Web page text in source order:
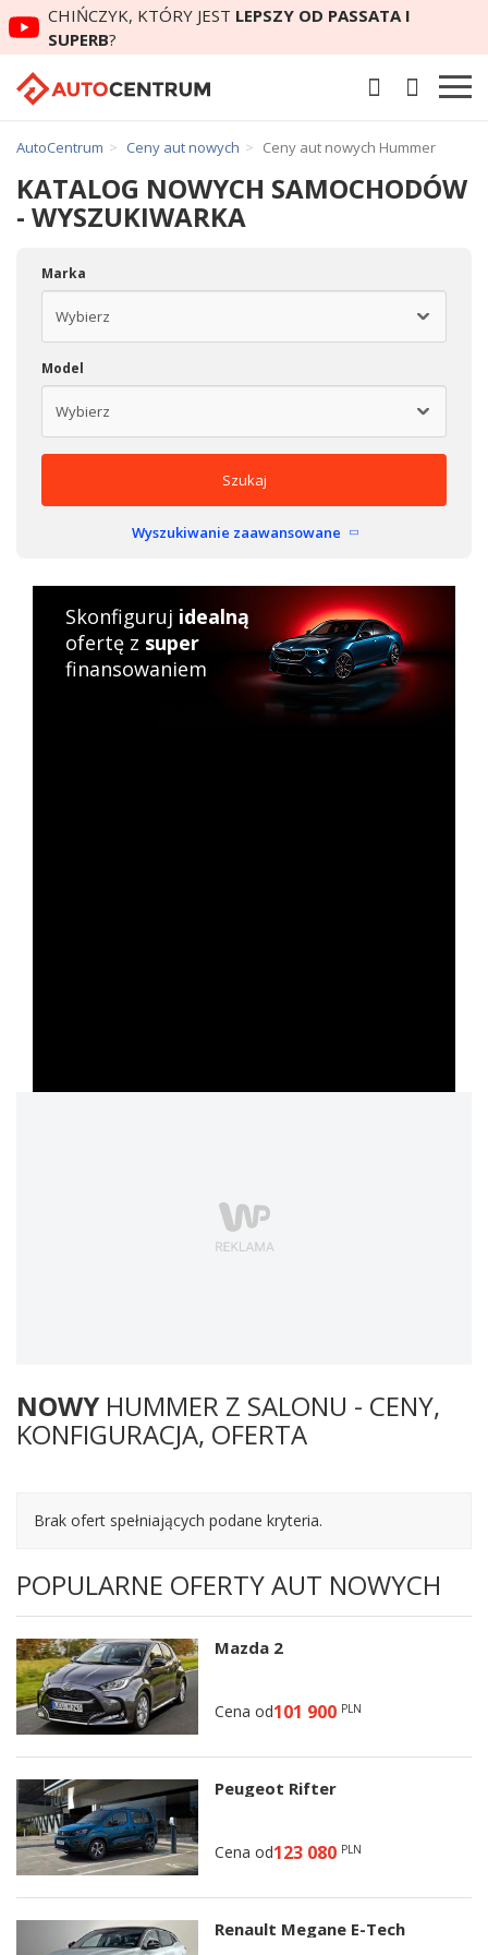
CHIŃCZYK, KTÓRY JEST LEPSZY OD PASSATA I
SUPERB?
AutoCentrum Ceny aut nowych Ceny aut nowych Hummer
NOWY HUMMER Z SALONU - CENY,
KONFIGURACJA, OFERTA
Brak ofert spełniających podane kryteria.
POPULARNE OFERTY AUT NOWYCH
Mazda 2
Cena od101 900 PLN
Peugeot Rifter
Cena od123 080 PLN
Renault Megane E-Tech
KATALOG NOWYCH SAMOCHODÓW
- WYSZUKIWARKA
Marka
Model
Szukaj
Wyszukiwanie zaawansowane
Skonfiguruj idealną
ofertę z super
finansowaniem